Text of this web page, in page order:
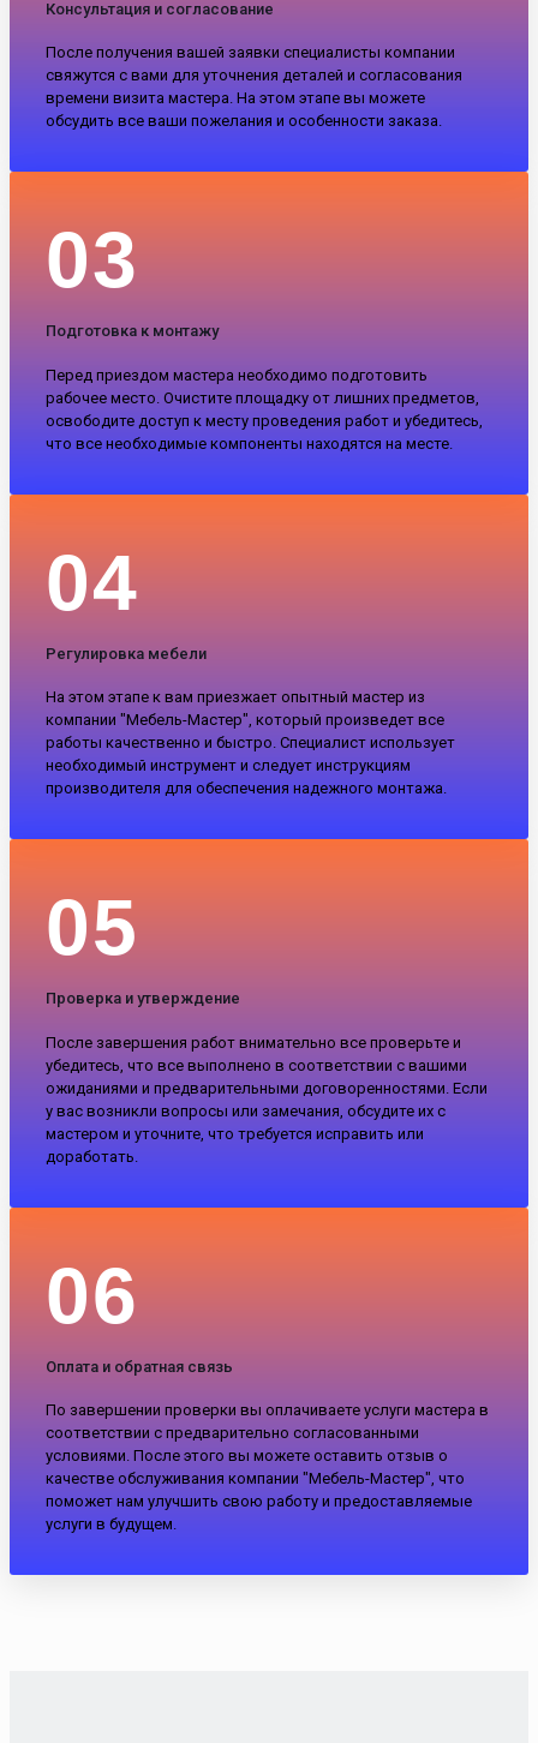
Консультация и согласование
После получения вашей заявки специалисты компании
свяжутся с вами для уточнения деталей и согласования
времени визита мастера. На этом этапе вы можете
обсудить все ваши пожелания и особенности заказа.
03
Подготовка к монтажу
Перед приездом мастера необходимо подготовить
рабочее место. Очистите площадку от лишних предметов,
освободите доступ к месту проведения работ и убедитесь,
что все необходимые компоненты находятся на месте.
04
Регулировка мебели
На этом этапе к вам приезжает опытный мастер из
компании "Мебель-Мастер", который произведет все
работы качественно и быстро. Специалист использует
необходимый инструмент и следует инструкциям
производителя для обеспечения надежного монтажа.
05
Проверка и утверждение
После завершения работ внимательно все проверьте и
убедитесь, что все выполнено в соответствии с вашими
ожиданиями и предварительными договоренностями. Если
у вас возникли вопросы или замечания, обсудите их с
мастером и уточните, что требуется исправить или
доработать.
06
Оплата и обратная связь
По завершении проверки вы оплачиваете услуги мастера в
соответствии с предварительно согласованными
условиями. После этого вы можете оставить отзыв о
качестве обслуживания компании "Мебель-Мастер", что
поможет нам улучшить свою работу и предоставляемые
услуги в будущем.